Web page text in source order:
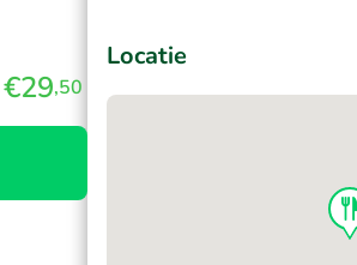
€29,50
Locatie